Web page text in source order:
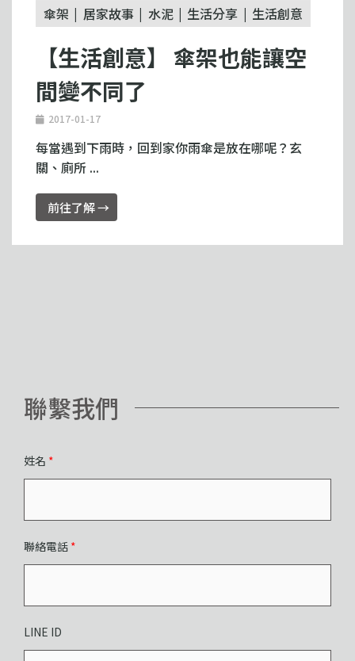
傘架 居家故事 水泥 生活分享 生活創意
【生活創意】 傘架也能讓空
間變不同了
2017-01-17
每當遇到下雨時，回到家你雨傘是放在哪呢？玄
關、廁所 ...
前往了解 →
聯繫我們
姓名 *
聯絡電話 *
LINE ID